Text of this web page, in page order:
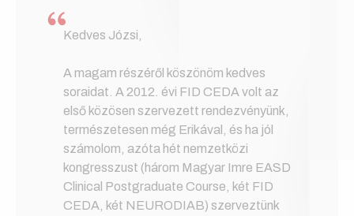
Kedves Józsi,
A magam részéről köszönöm kedves
soraidat. A 2012. évi FID CEDA volt az
első közösen szervezett rendezvényünk,
természetesen még Erikával, és ha jól
számolom, azóta hét nemzetközi
kongresszust (három Magyar Imre EASD
Clinical Postgraduate Course, két FID
CEDA, két NEURODIAB) szerveztünk